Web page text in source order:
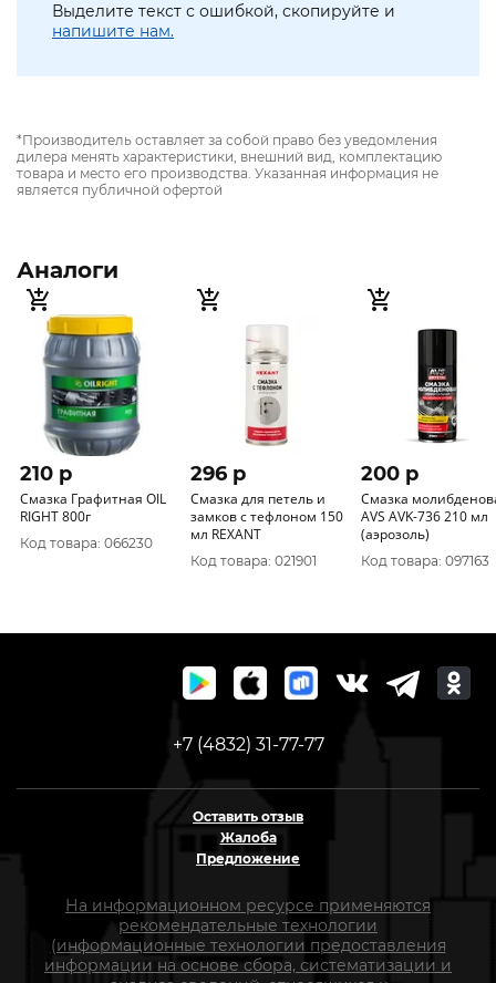
Выделите текст с ошибкой, скопируйте и
напишите нам.
*Производитель оставляет за собой право без уведомления
дилера менять характеристики, внешний вид, комплектацию
товара и место его производства. Указанная информация не
является публичной офертой
Аналоги
210 p
Смазка Графитная OIL
RIGHT 800г
Код товара: 066230
296 p
Смазка для петель и
замков с тефлоном 150
мл REXANT
Код товара: 021901
200 p
Смазка
AVS AVK-736 210 мл
(аэрозоль)
Код товара: 097163
+7 (4832) 31-77-77
Оставить отзыв
Жалоба
Предложение
На информационном ресурсе применяются
рекомендательные технологии
(информационные технологии предоставления
информации на основе сбора, систематизации и